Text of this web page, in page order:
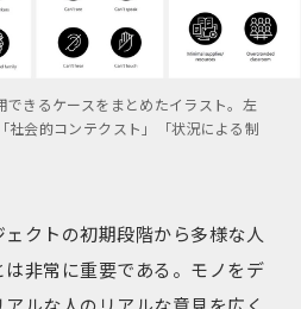
できるケースをまとめたイラスト。左
社会的コンテクスト」「状況による制
クトの初期段階から多様な人
非常に重要である。モノをデ